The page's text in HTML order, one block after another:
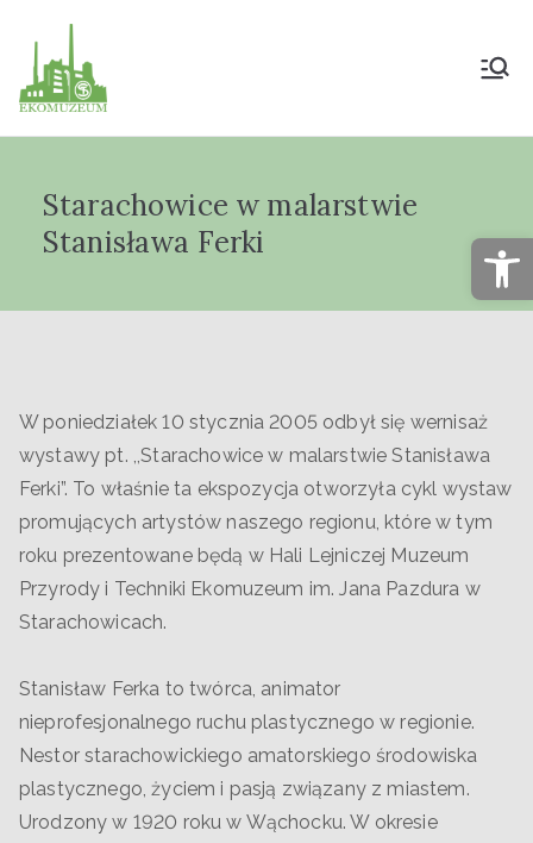
Muzeum Przyrody
"Ekomuzeum" im.
Starachowice w malarstwie
Stanisława Ferki
W poniedziałek 10 stycznia 2005 odbył się wernisaż
wystawy pt. ,,Starachowice w malarstwie Stanisława
Ferki”. To właśnie ta ekspozycja otworzyła cykl wystaw
promujących artystów naszego regionu, które w tym
roku prezentowane będą w Hali Lejniczej Muzeum
Przyrody i Techniki Ekomuzeum im. Jana Pazdura w
Starachowicach.
Stanisław Ferka to twórca, animator
nieprofesjonalnego ruchu plastycznego w regionie.
Nestor starachowickiego amatorskiego środowiska
plastycznego, życiem i pasją związany z miastem.
Urodzony w 1920 roku w Wąchocku. W okresie